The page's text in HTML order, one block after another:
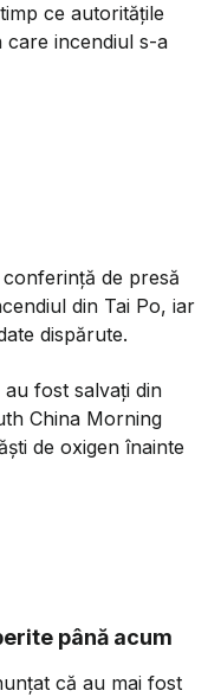
ce autoritățile
care incendiul s-a
de presă
din Tai Po, iar
dispărute.
fost salvați din
China Morning
de oxigen înainte
până acum
că au mai fost